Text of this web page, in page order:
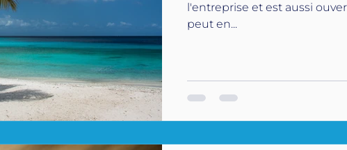
l'entreprise et est aussi
peut en...